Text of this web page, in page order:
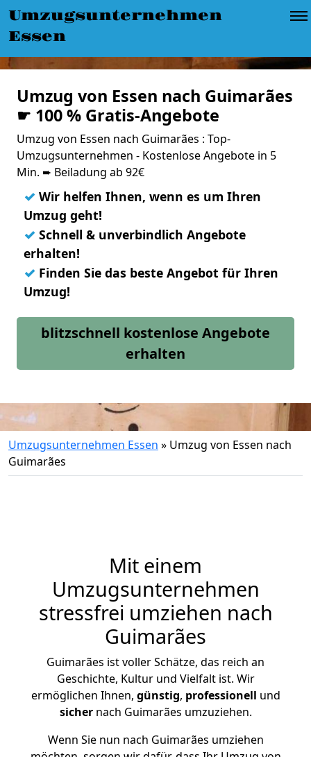
Umzugsunternehmen
Essen
Umzug von Essen nach Guimarães
☛ 100 % Gratis-Angebote
Umzug von Essen nach Guimarães : Top-
Umzugsunternehmen - Kostenlose Angebote in 5
Min. ➨ Beiladung ab 92€
✓ Wir helfen Ihnen, wenn es um Ihren
Umzug geht!
✓ Schnell & unverbindlich Angebote
erhalten!
✓ Finden Sie das beste Angebot für Ihren
Umzug!
blitzschnell kostenlose Angebote
erhalten
Umzugsunternehmen Essen » Umzug von Essen nach
Guimarães
Mit einem
Umzugsunternehmen
stressfrei umziehen nach
Guimarães
Guimarães ist voller Schätze, das reich an
Geschichte, Kultur und Vielfalt ist. Wir
ermöglichen Ihnen, günstig, professionell und
sichernach Guimarães umzuziehen.
Wenn Sie nun nach Guimarães umziehen